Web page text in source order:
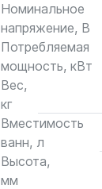
Номинальное
напряжение, В
Потребляемая
мощность, кВт
Вес,
кг
Вместимость
ванн, л
Высота,
мм